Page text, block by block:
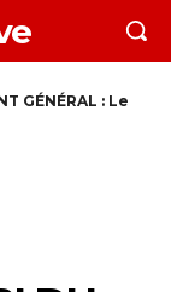
GÉNÉRAL : Le